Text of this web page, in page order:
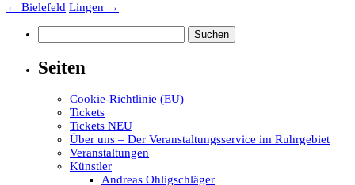
← Bielefeld Lingen →
nach:
Seiten
Cookie-Richtlinie (EU)
Tickets
Tickets NEU
Über uns – Der Veranstaltungsservice im Ruhrgebiet
Veranstaltungen
Künstler
Andreas Ohligschläger